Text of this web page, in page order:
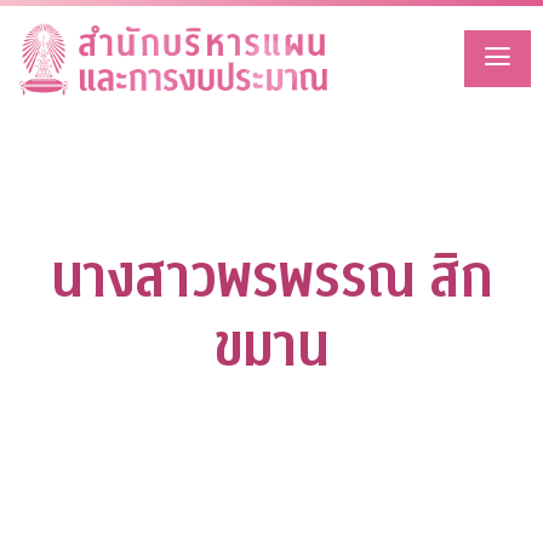
Skip
content
นางสาวพรพรรณ สิก
ขมาน